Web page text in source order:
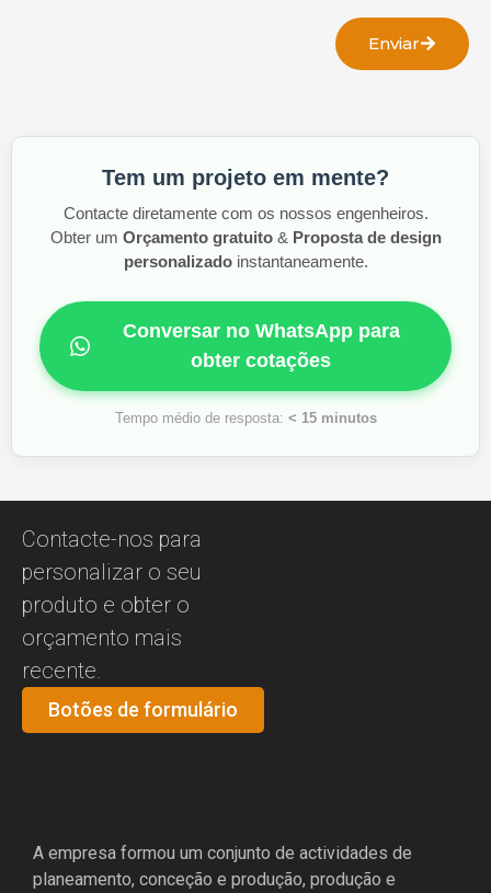
Enviar
Tem um projeto em mente?
Contacte diretamente com os nossos engenheiros.
Obter um Orçamento gratuito& Proposta de design
personalizadoinstantaneamente.
Conversar no WhatsApp para
obter cotações
Tempo médio de resposta: < 15 minutos
Contacte-nos para
personalizar o seu
produto e obter o
orçamento mais
recente.
Botões de formulário
A empresa formou um conjunto de actividades de
planeamento, conceção e produção, produção e